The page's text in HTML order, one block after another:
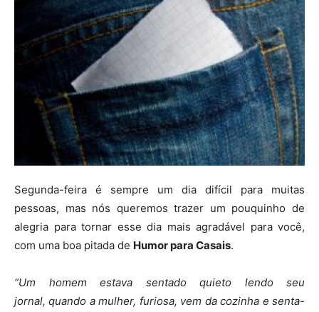
Segunda-feira é sempre um dia difícil para muitas
pessoas, mas nós queremos trazer um pouquinho de
alegria para tornar esse dia mais agradável para você,
com uma boa pitada de Humor para Casais.
“Um homem estava sentado quieto lendo seu
jornal,quando a mulher, furiosa, vem da cozinha e senta-